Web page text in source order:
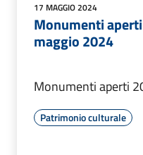
17 MAGGIO 2024
Monumenti
maggio 2024
Monumenti aperti
Patrimonio culturale